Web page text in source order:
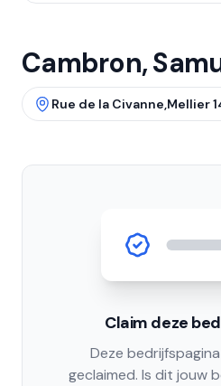
Cambron,
Rue de la Civanne,Mellier
Claim deze
Deze
geclaimed. Is dit jouw